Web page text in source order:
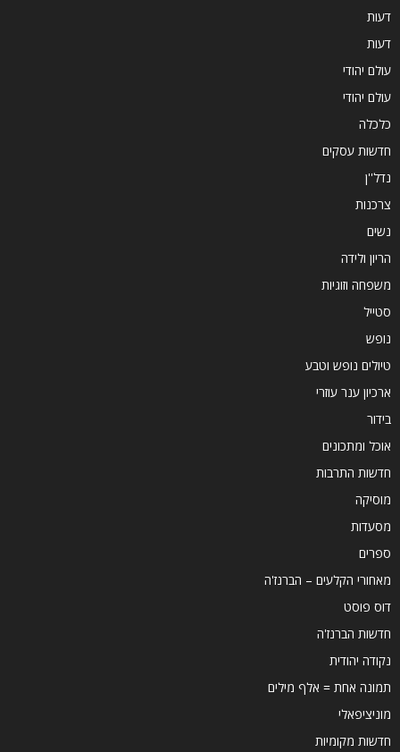
דעות
דעות
עולם יהודי
עולם יהודי
כלכלה
חדשות עסקים
נדל''ן
צרכנות
נשים
הריון ולידה
משפחה וזוגיות
סטייל
נופש
טיולים נופש וטבע
ארכיון ענר עוזרי
בידור
אוכל ומתכונים
חדשות התרבות
מוסיקה
מסעדות
ספרים
מאחורי הקלעים – הברנז'ה
דוס פוסט
חדשות הברנז'ה
נקודה יהודית
תמונה אחת = אלף מילים
מוניציפאלי
חדשות מקומיות